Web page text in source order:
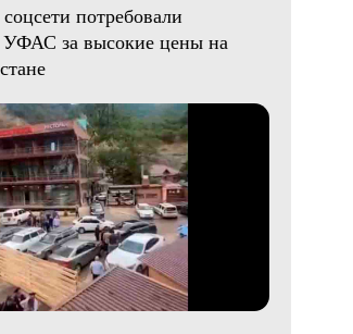
потребовали
УФАС за высокие цены на